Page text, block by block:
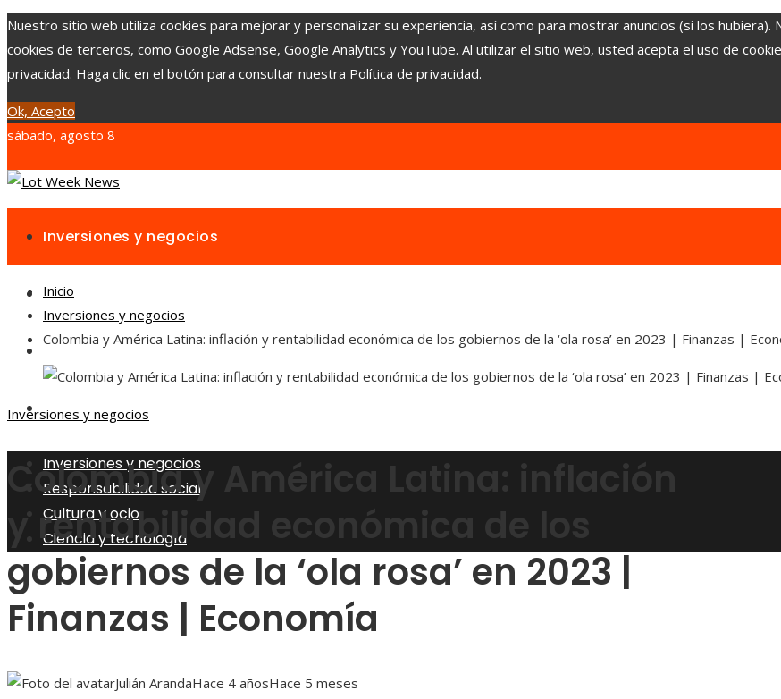
Nuestro sitio web utiliza cookies para mejorar y personalizar su experiencia, así como para mostrar anuncios (si los
cookies de terceros, como Google Adsense, Google Analytics y YouTube. Al utilizar el sitio web, usted acepta el uso de
privacidad. Haga clic en el botón para consultar nuestra Política de privacidad.
Ok, Acepto
sábado, agosto 8
Inversiones y negocios
Responsabilidad social
Cultura y ocio
Ciencia y tecnología
Inversiones y negocios
Responsabilidad social
Cultura y ocio
Ciencia y tecnología
Inicio
Inversiones y negocios
Colombia y América Latina: inflación y rentabilidad económica de los gobiernos de la ‘ola rosa’ en 2023 | Finanzas |
Inversiones y negocios
Colombia y América Latina: inflación
y rentabilidad económica de los
gobiernos de la ‘ola rosa’ en 2023 |
Finanzas | Economía
Julián ArandaHace 4 añosHace 5 meses